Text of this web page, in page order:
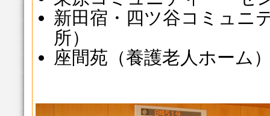
新田宿・四ツ谷コミュニ
所）
座間苑（養護老人ホーム